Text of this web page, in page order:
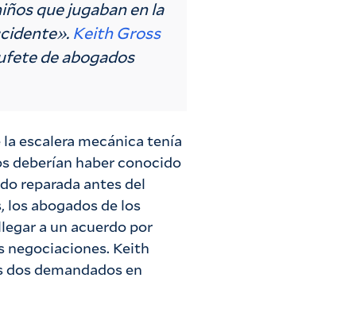
que jugaban en la
Keith Gross
de abogados
escalera mecánica tenía
deberían haber conocido
reparada antes del
los abogados de los
a un acuerdo por
negociaciones. Keith
demandados en